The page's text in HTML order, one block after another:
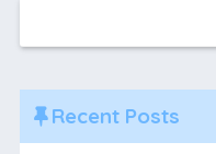
Recent Posts